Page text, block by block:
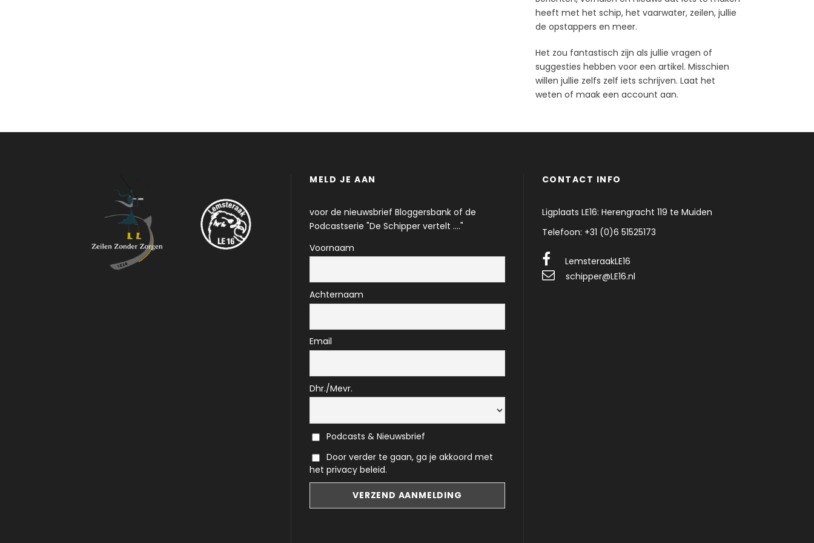
heeft met het schip, het vaarwater, zeilen, jullie
de opstappers en meer.
Het zou fantastisch zijn als jullie vragen of
suggesties hebben voor een artikel. Misschien
willen jullie zelfs zelf iets schrijven. Laat het
weten of maak een account aan.
MELD JE AAN
voor de nieuwsbrief Bloggersbank of de
Podcastserie "De Schipper vertelt ...."
Voornaam
Achternaam
Email
Dhr./Mevr.
Podcasts & Nieuwsbrief
Door verder te gaan, ga je akkoord met
het privacy beleid.
CONTACT INFO
Ligplaats LE16: Herengracht 119 te Muiden
Telefoon: +31 (0)6 51525173
LemsteraakLE16
schipper@LE16.nl